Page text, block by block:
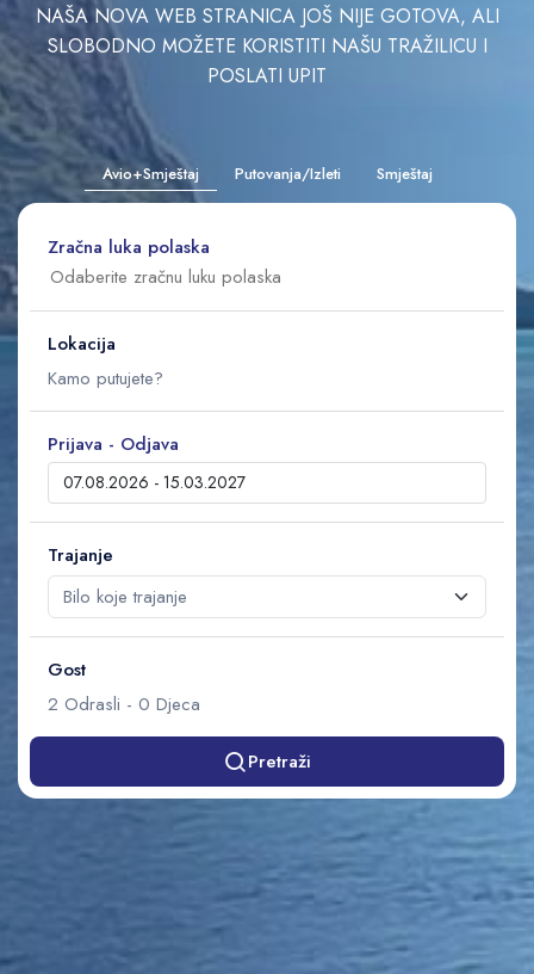
NAŠA NOVA WEB STRANICA JOŠ NIJE GOTOVA, ALI
SLOBODNO MOŽETE KORISTITI NAŠU TRAŽILICU I
POSLATI UPIT
Avio+Smještaj Putovanja/Izleti Smještaj
Zračna luka polaska
Lokacija
Prijava - Odjava
Trajanje
Gost
2 Odrasli - 0 Djeca
Pretraži